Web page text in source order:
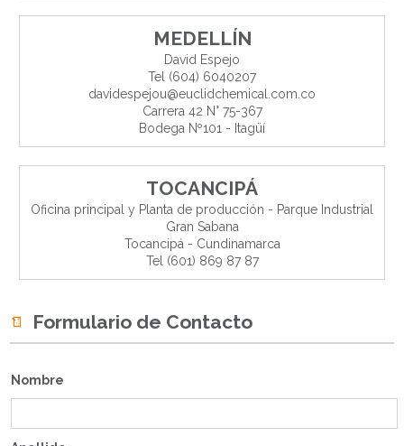
MEDELLÍN
David Espejo
Tel (604) 6040207
davidespejou@euclidchemical.com.co
Carrera 42 N° 75-367
Bodega Nº101 - Itagüí
TOCANCIPÁ
Oficina principal y Planta de producción - Parque Industrial
Gran Sabana
Tocancipá - Cundinamarca
Tel (601) 869 87 87
Formulario de Contacto
Nombre